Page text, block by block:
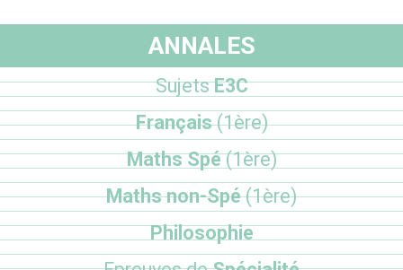
ANNALES
SujetsE3C
Français(1ère)
Maths Spé(1ère)
Maths non-Spé(1ère)
Philosophie